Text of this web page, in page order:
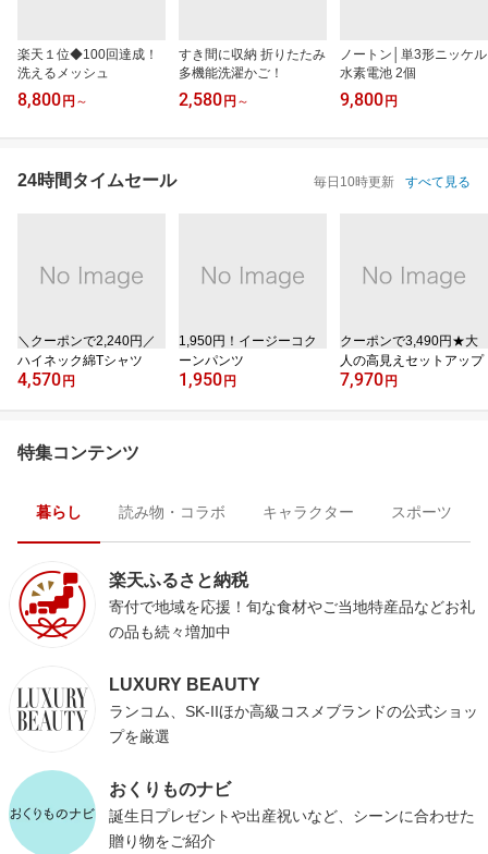
楽天１位◆100回達成！
洗えるメッシュ
8,800 円 ～
すき間に収納 折りたたみ
多機能洗濯かご！
2,580 円 ～
ノートン│単3形ニッケル
水素電池 2個
9,800 円
24時間タイムセール 毎日10時更新 すべて見る
＼クーポンで2,240円／
ハイネック綿Tシャツ
4,570 円
1,950円！イージーコク
ーンパンツ
1,950 円
クーポンで3,490円★大
人の高見えセットアップ
7,970 円
特集コンテンツ
暮らし 読み物・コラボ キャラクター スポーツ
楽天ふるさと納税
寄付で地域を応援！旬な食材やご当地特産品などお礼
の品も続々増加中
LUXURY BEAUTY
ランコム、SK-IIほか高級コスメブランドの公式ショッ
プを厳選
おくりものナビ
誕生日プレゼントや出産祝いなど、シーンに合わせた
贈り物をご紹介